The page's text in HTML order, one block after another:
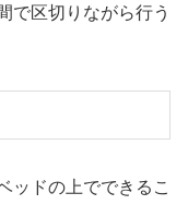
で区切りながら行う
ッドの上でできるこ